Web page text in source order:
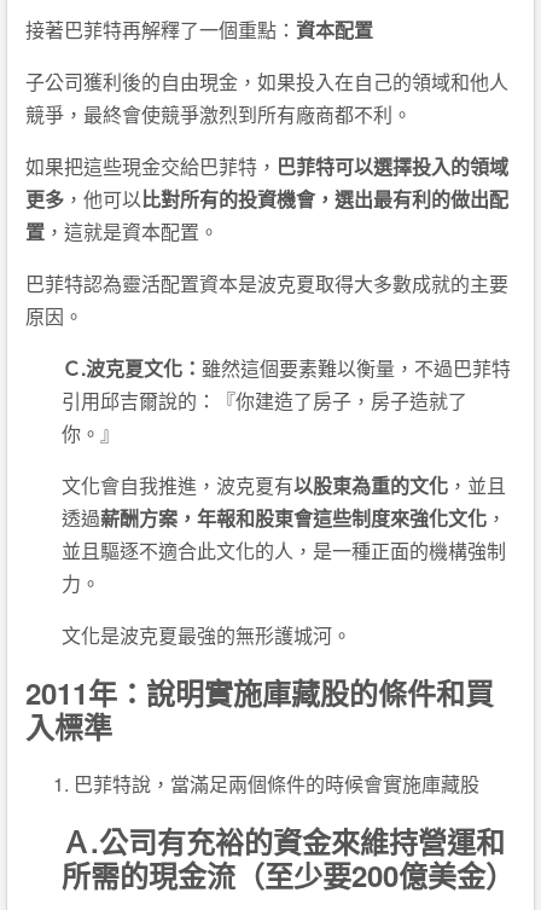
接著巴菲特再解釋了一個重點： 資本配置
子公司獲利後的自由現金，如果投入在自己的領域和他人
競爭，最終會使競爭激烈到所有廠商都不利。
如果把這些現金交給巴菲特， 巴菲特可以選擇投入的領域
更多 ，他可以比對所有的投資機會，選出最有利的做出配
置 ，這就是資本配置。
巴菲特認為靈活配置資本是波克夏取得大多數成就的主要
原因。
Ｃ.波克夏文化： 雖然這個要素難以衡量，不過巴菲特
引用邱吉爾說的：『你建造了房子，房子造就了
你。』
文化會自我推進，波克夏有以股東為重的文化 ，並且
透過薪酬方案，年報和股東會這些制度來強化文化 ，
並且驅逐不適合此文化的人，是一種正面的機構強制
力。
文化是波克夏最強的無形護城河。
2011年：說明實施庫藏股的條件和買
入標準
巴菲特說，當滿足兩個條件的時候會實施庫藏股
Ａ.公司有充裕的資金來維持營運和
所需的現金流（至少要200億美金）